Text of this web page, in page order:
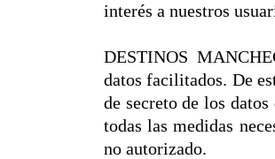
interés a nuestros
DESTINOS
datos facilitados. De
de secreto de los
todas las medidas
no autorizado.